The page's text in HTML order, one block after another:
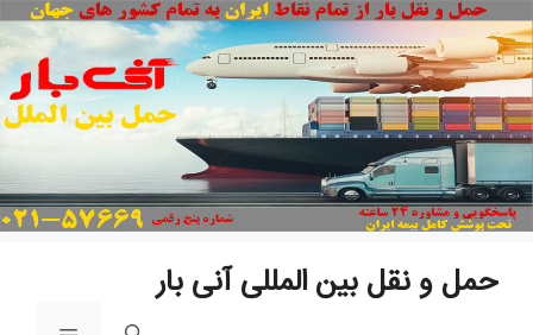
حمل و نقل بین المللی آنی بار